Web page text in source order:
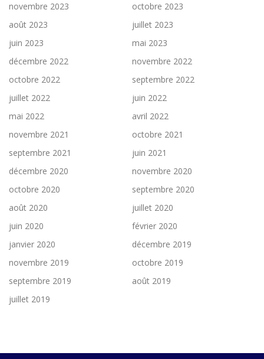
novembre 2023
octobre 2023
août 2023
juillet 2023
juin 2023
mai 2023
décembre 2022
novembre 2022
octobre 2022
septembre 2022
juillet 2022
juin 2022
mai 2022
avril 2022
novembre 2021
octobre 2021
septembre 2021
juin 2021
décembre 2020
novembre 2020
octobre 2020
septembre 2020
août 2020
juillet 2020
juin 2020
février 2020
janvier 2020
décembre 2019
novembre 2019
octobre 2019
septembre 2019
août 2019
juillet 2019